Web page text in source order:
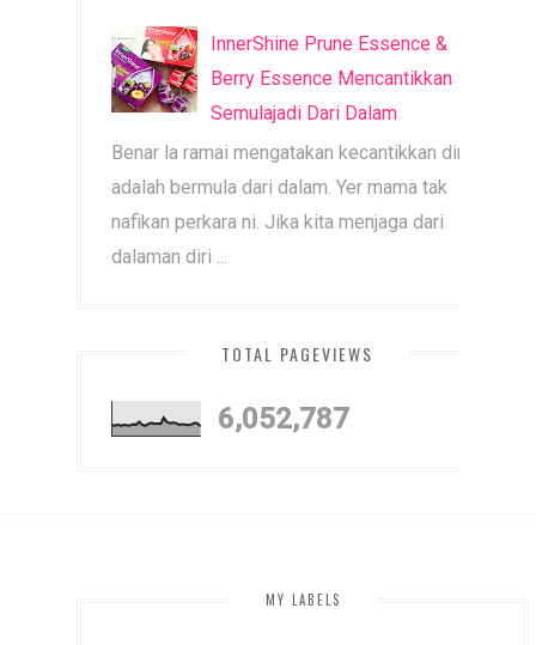
InnerShine Prune Essence &
Berry Essence Mencantikkan
Semulajadi Dari Dalam
Benar la ramai mengatakan kecantikkan diri
adalah bermula dari dalam. Yer mama tak
nafikan perkara ni. Jika kita menjaga dari
dalaman diri ...
TOTAL PAGEVIEWS
6,052,787
MY LABELS